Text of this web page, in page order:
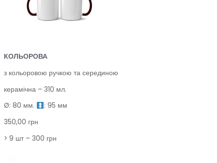
КОЛЬОРОВА
з кольоровою ручкою та серединою
керамічна – 310 мл.
Ø: 80 мм.
: 95 мм
350,00 грн
> 9 шт – 300 грн